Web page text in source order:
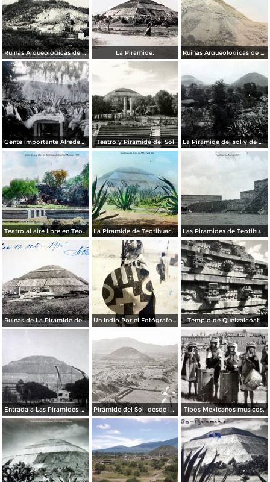
Ruinas Arqueologicas de Teotihuacan por el Fotógrafo Felix Miret. ( Circulada el 27 de Diciembre de 1911 ). La Piramide. Ruinas Arqueologicas de Teotihuacan por el Fotógrafo Charles B, Waite.
Gente importante Alrededores de Teotihuacán, México. Teatro y Pirámide del Sol La Piramide del sol y de La Luna.
Teatro al aire libre en Teotihuacán, por el fotógrafo T. Enami, de Yokohama, Japón (1934) La Piramide de Teotihuacán, por el fotógrafo T. Enami, de Yokohama, Japón (1934) Las Piramides de Teotihuacán, por el fotógrafo T. Enami, de Yokohama, Japón (1934)
Ruinas de La Piramide del sol lado oriente Por el Fotógrafo Félix Miret. ( Circulada el 12 de Octubre de 1915 ). Un Indio Por el Fotógrafo Hugo Brehme. ( Circulada el 16 de Enero de 1936 ). Templo de Quetzalcóatl
Entrada a Las Piramides de Teotihuacan precio $ .20 Centavos. Pirámide del Sol, desde la Pirámide de la Luna Tipos Mexicanos musicos.